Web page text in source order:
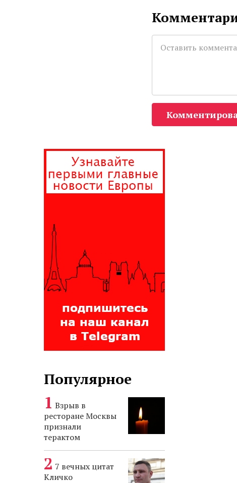
Популярное
Взрыв в
ресторане Москвы
признали
терактом
7 вечных цитат
Кличко